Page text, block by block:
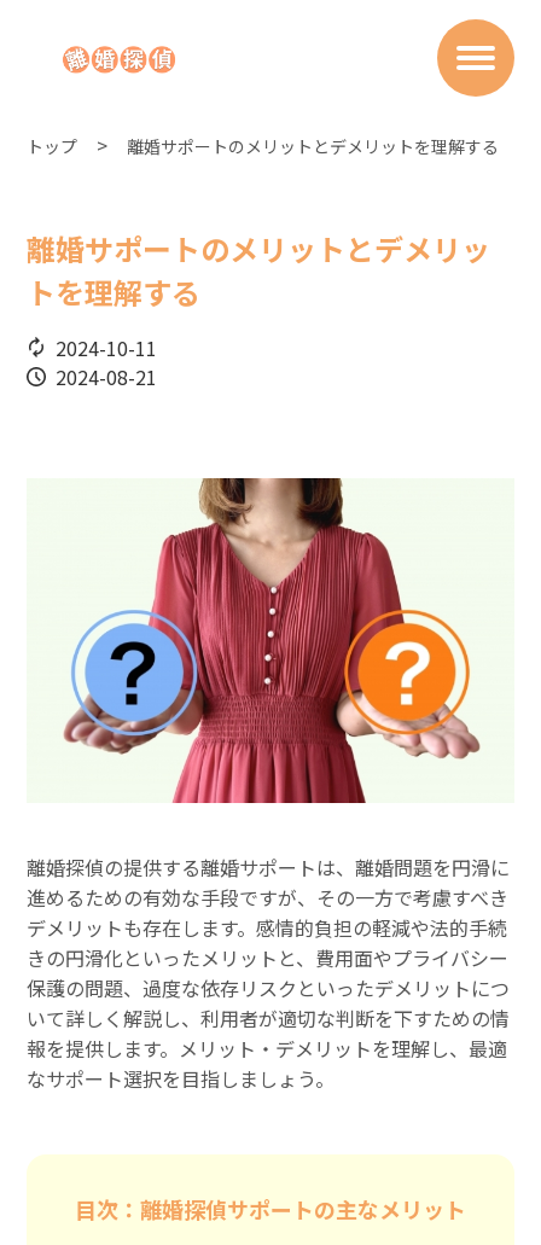
トップ 離婚サポートのメリットとデメリットを理解する
離婚サポートのメリットとデメリッ
トを理解する
2024-10-11
2024-08-21
離婚探偵の提供する離婚サポートは、離婚問題を円滑に
進めるための有効な手段ですが、その一方で考慮すべき
デメリットも存在します。感情的負担の軽減や法的手続
きの円滑化といったメリットと、費用面やプライバシー
保護の問題、過度な依存リスクといったデメリットにつ
いて詳しく解説し、利用者が適切な判断を下すための情
報を提供します。メリット・デメリットを理解し、最適
なサポート選択を目指しましょう。
目次：離婚探偵サポートの主なメリット